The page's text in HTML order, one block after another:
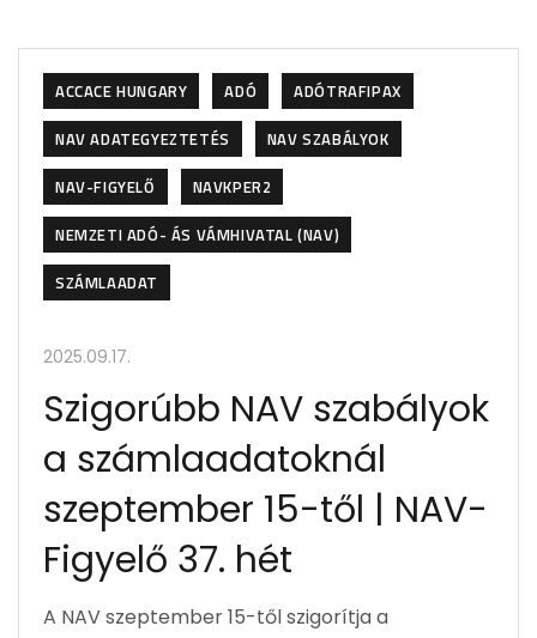
ACCACE HUNGARY ADÓ
ADÓTRAFIPAX
NAV ADATEGYEZTETÉS
NAV SZABÁLYOK
NAV-FIGYELŐ
NAVKPER2
NEMZETI ADÓ- ÁS VÁMHIVATAL (NAV)
SZÁMLAADAT
2025.09.17.
Szigorúbb NAV szabályok
a számlaadatoknál
szeptember 15-től | NAV-
Figyelő 37. hét
A NAV szeptember 15-től szigorítja a